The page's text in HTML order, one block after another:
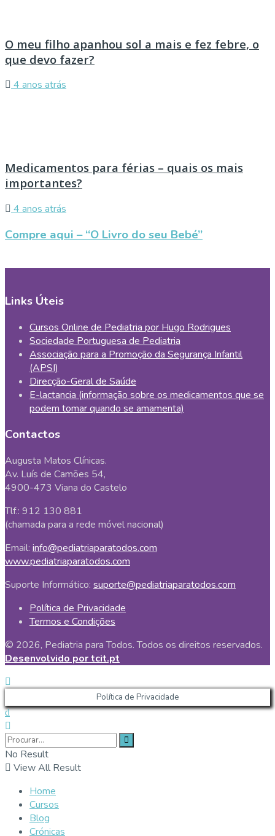
O meu filho apanhou sol a mais e fez febre, o
que devo fazer?
4 anos atrás
Medicamentos para férias – quais os mais
importantes?
4 anos atrás
Compre aqui – “O Livro do seu Bebé”
Links Úteis
Cursos Online de Pediatria por Hugo Rodrigues
Sociedade Portuguesa de Pediatria
Associação para a Promoção da Segurança Infantil
(APSI)
Direcção-Geral de Saúde
E-lactancia (informação sobre os medicamentos que se
podem tomar quando se amamenta)
Contactos
Augusta Matos Clínicas.
Av. Luís de Camões 54,
4900-473 Viana do Castelo
Tlf.: 912 130 881
(chamada para a rede móvel nacional)
Email: info@pediatriaparatodos.com
www.pediatriaparatodos.com
Suporte Informático: suporte@pediatriaparatodos.com
Política de Privacidade
Termos e Condições
© 2026, Pediatria para Todos. Todos os direitos reservados.
Desenvolvido por tcit.pt
Política de Privacidade
No Result
View All Result
Home
Cursos
Blog
Crónicas